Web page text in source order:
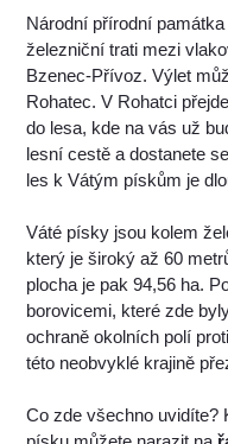
Národní přírodní
železniční trati mezi
Bzenec-Přívoz. Výlet
Rohatec. V Rohatci
do lesa, kde na vás už
lesní cestě a dostanete
les k Vátým pískům je
Váté písky jsou kolem
který je široký až 60
plocha je pak 94,56 ha.
borovicemi, které zde
ochraně okolních polí
této neobvyklé krajině
Co zde všechno uvidíte?